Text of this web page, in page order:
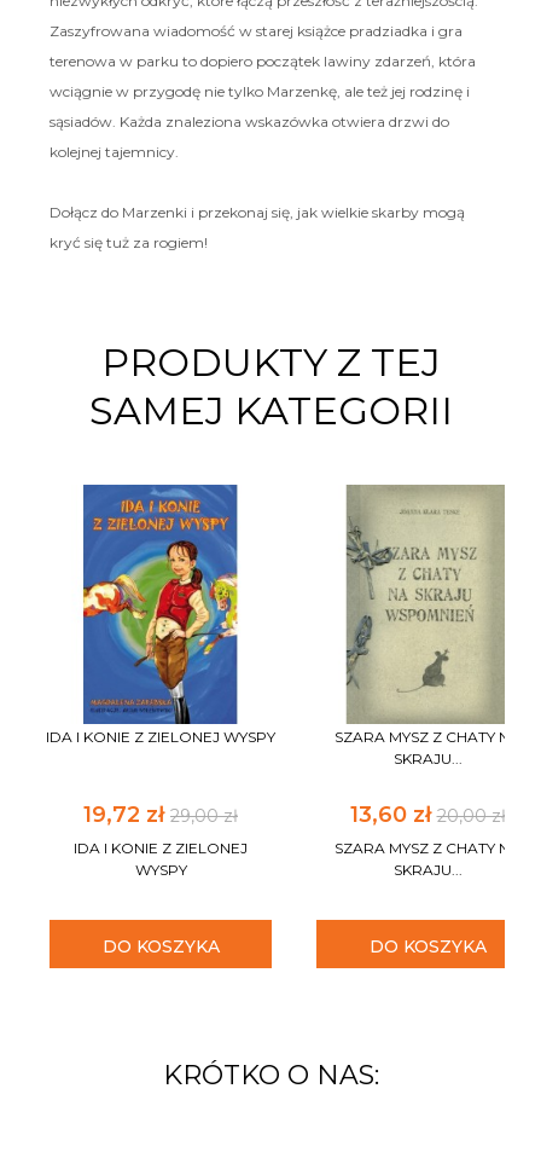
Zaszyfrowana wiadomość w starej książce pradziadka i gra
terenowa w parku to dopiero początek lawiny zdarzeń, która
wciągnie w przygodę nie tylko Marzenkę, ale też jej rodzinę i
sąsiadów. Każda znaleziona wskazówka otwiera drzwi do
kolejnej tajemnicy.
Dołącz do Marzenki i przekonaj się, jak wielkie skarby mogą
kryć się tuż za rogiem!
PRODUKTY Z TEJ
SAMEJ KATEGORII
IDA I KONIE Z ZIELONEJ WYSPY
19,72 zł 29,00 zł
IDA I KONIE Z ZIELONEJ
WYSPY
DO KOSZYKA
SZARA MYSZ Z CHATY NA
SKRAJU...
13,60 zł20,00 zł
SZARA MYSZ Z CHATY NA
SKRAJU...
DO KOSZYKA
KRÓTKO O NAS: